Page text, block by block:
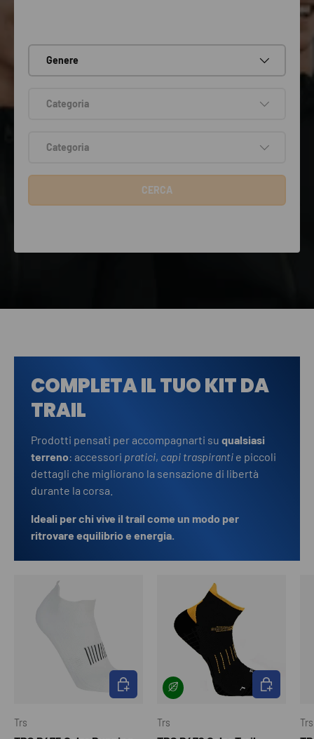
Genere
Categoria
Categoria
CERCA
COMPLETA IL TUO KIT DA
TRAIL
Prodotti pensati per accompagnarti su qualsiasi
terreno: accessori pratici, capi traspiranti e piccoli
dettagli che migliorano la sensazione di libertà
durante la corsa.
Ideali per chi vive il trail come un modo per
ritrovare equilibrio e energia.
Trs
SCEGLI OPZIONI
Trs
SCEGLI
Trs